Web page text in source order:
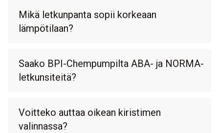
Mikä letkunpanta sopii korkeaan
lämpötilaan?
Saako BPI-Chempumpilta ABA- ja NORMA-
letkunsiteitä?
Voitteko auttaa oikean kiristimen
valinnassa?